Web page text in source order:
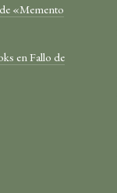
«Memento
en Fallo de